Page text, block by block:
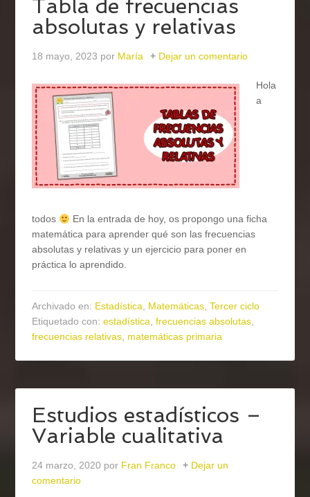
Tabla de frecuencias
absolutas y relativas
18 mayo, 2023 por María Dejar un comentario
Hola
a
todos
En la entrada de hoy, os propongo una ficha
matemática para aprender qué son las frecuencias
absolutas y relativas y un ejercicio para poner en
práctica lo aprendido.
Archivado en: Estadística, Matemáticas,Tercer ciclo
Etiquetado con:estadística,frecuencias absolutas,
frecuencias relativas, matemáticas primaria
Estudios estadísticos –
Variable cualitativa
24 marzo, 2020 por Fran Franco
Dejar un
comentario